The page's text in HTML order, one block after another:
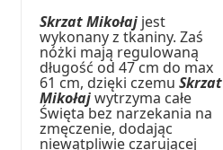
Skrzat Mikołaj jest
wykonany z tkaniny. Zaś
nóżki mają regulowaną
długość od 47 cm do max
61 cm, dzięki czemuSkrzat
Mikołajwytrzyma całe
Święta bez narzekania na
zmęczenie, dodając
niewątpliwie czarującej